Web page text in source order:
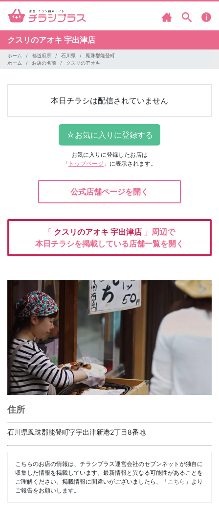
クスリのアオキ 宇出津店
ホーム 都道府県 石川県
鳳珠郡能登町
ホーム
お店の名前 クスリのアオキ
本日チラシは配信されていません
お気に入りに登録したお店は
「 トップページ 」に表示されます。
公式店舗ページを開く
「 クスリのアオキ 宇出津店 」周辺で
本日チラシを掲載している店舗一覧を開く
住所
石川県鳳珠郡能登町字宇出津新港2丁目8番地
こちらのお店の情報は、チラシプラス運営会社のセブンネットが独自に
収集した情報を掲載しています。最新情報と異なる可能性があることを
ご理解ください。掲載情報に間違いがございましたら、「 こちら 」より
ご報告をお願いします。